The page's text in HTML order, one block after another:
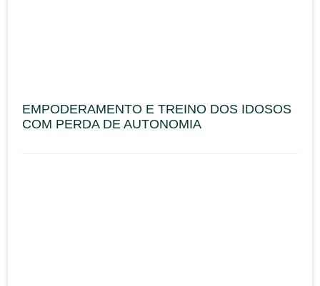
EMPODERAMENTO E TREINO DOS IDOSOS
COM PERDA DE AUTONOMIA